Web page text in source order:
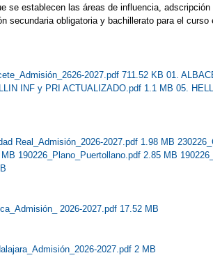
se establecen las áreas de influencia,
secundaria obligatoria y bachillerato para el curso
2027.pdf 711.52 KB 01.
INF y PRI ACTUALIZADO.pdf 1.1 MB 05.
Real_Admisión_2026-2027.pdf 1.98 MB
190226_Plano_Puertollano.pdf 2.85 MB
2026-2027.pdf 17.52 MB
2027.pdf 2 MB